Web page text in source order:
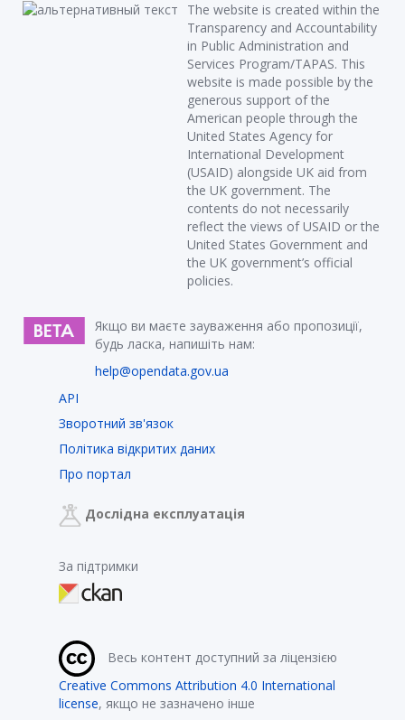
The website is created within the
Transparency and Accountability
in Public Administration and
Services Program/TAPAS. This
website is made possible by the
generous support of the
American people through the
United States Agency for
International Development
(USAID) alongside UK aid from
the UK government. The
contents do not necessarily
reflect the views of USAID or the
United States Government and
the UK government’s official
policies.
Якщо ви маєте зауваження або пропозиції,
будь ласка, напишіть нам:
help@opendata.gov.ua
API
Зворотний зв'язок
Політика відкритих даних
Про портал
Дослідна експлуатація
За підтримки
Весь контент доступний за ліцензією
Creative Commons Attribution 4.0 International
license, якщо не зазначено інше